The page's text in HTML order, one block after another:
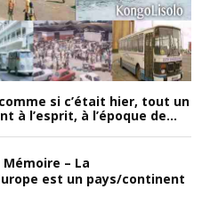
si c’était hier, tout un
à l’esprit, à l’époque de...
– La
est un pays/continent